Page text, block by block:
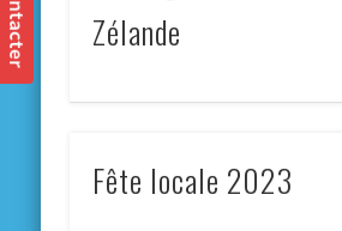
Zélande
Fête locale 2023